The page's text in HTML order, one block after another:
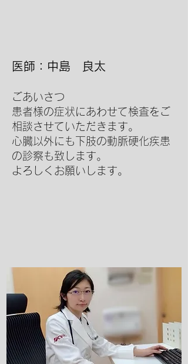
医師：中島 良太
ごあいさつ
患者様の症状にあわせて検査をご
相談させていただきます。
心臓以外にも下肢の動脈硬化疾患
の診察も致します。
よろしくお願いします。